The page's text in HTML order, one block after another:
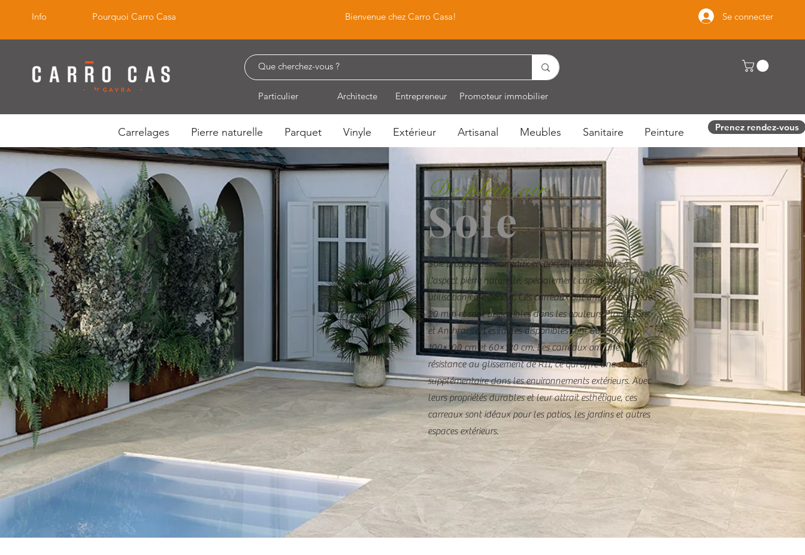
Info Pourquoi Carro Casa Bienvenue chez Carro Casa! Se connecter
Particulier Architecte Entrepreneur Promoteur immobilier
Carrelages Pierre naturelle Parquet Vinyle Extérieur Artisanal Meubles Sanitaire Peinture Prenez rendez-vous
De plein air
Soie
Soie propose des carreaux en porcelaine élégants à
l'aspect pierre naturelle, spécialement conçus pour une
utilisation en extérieur. Ces carreaux ont une épaisseur de
20 mm et sont disponibles dans les couleurs Plomb, Gris
et Anthracite. Les tailles disponibles sont 60×60 cm,
100×100 cm et 60×120 cm. Les carreaux ont une
résistance au glissement de R11, ce qui offre une sécurité
supplémentaire dans les environnements extérieurs. Avec
leurs propriétés durables et leur attrait esthétique, ces
carreaux sont idéaux pour les patios, les jardins et autres
espaces extérieurs.